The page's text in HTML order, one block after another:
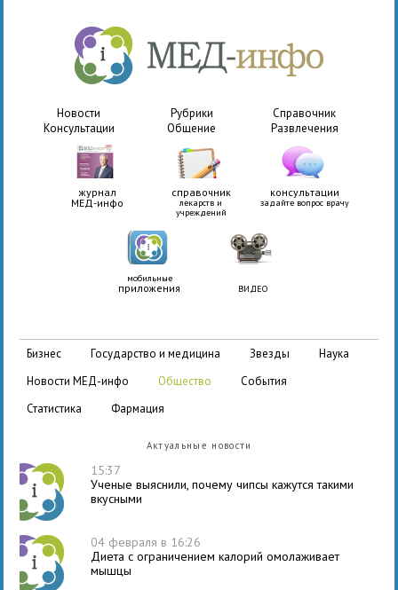
Новости Рубрики
Справочник
Консультации
Общение Развлечения
журнал
МЕД-инфо
справочник
лекарств и
учреждений
консультации
задайте вопрос врачу
мобильные
приложения ВИДЕО
бизнес государство и медицина звезды
наука
новости МЕД-инфо
общество
события
статистика
фармация
Актуальные новости
15:37
Ученые выяснили, почему чипсы кажутся такими
вкусными
04 февраля в 16:26
Диета с ограничением калорий омолаживает
мышцы